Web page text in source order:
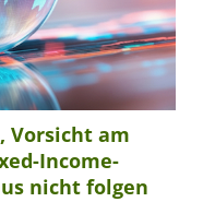
Vorsicht am
Income-
nicht folgen